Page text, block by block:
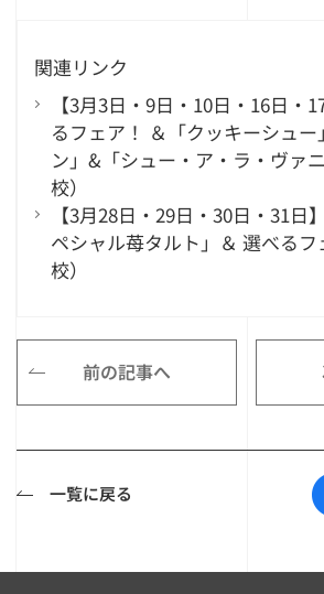
関連リンク
【3月3日・9日・10日・16日・
るフェア！ ＆「クッキーシュー
ン」&「シュー・ア・ラ・ヴァ
校）
【3月28日・29日・30日・31日
ペシャル苺タルト」＆ 選べる
校）
前の記事へ
一覧に戻る